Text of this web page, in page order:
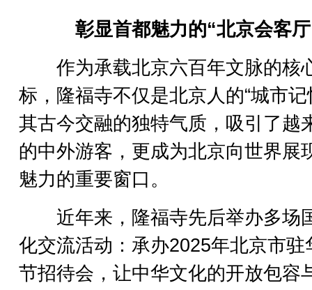
彰显首都魅力的“北京会客
作为承载北京六百年文脉的核
标，隆福寺不仅是北京人的“城市记
其古今交融的独特气质，吸引了越
的中外游客，更成为北京向世界展
魅力的重要窗口。
近年来，隆福寺先后举办多场
化交流活动：承办2025年北京市驻
节招待会，让中华文化的开放包容